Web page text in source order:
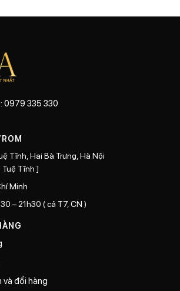
0979 335 330
Tĩnh, Hai Bà Trưng, Hà Nội
Tuệ Tĩnh ]
Minh
– 21h30 ( cả T7, CN )
và đổi hàng